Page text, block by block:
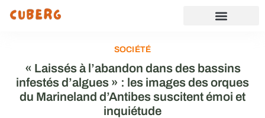
SOCIÉTÉ
« Laissés à l’abandon dans des bassins
infestés d’algues » : les images des orques
du Marineland d’Antibes suscitent émoi et
inquiétude